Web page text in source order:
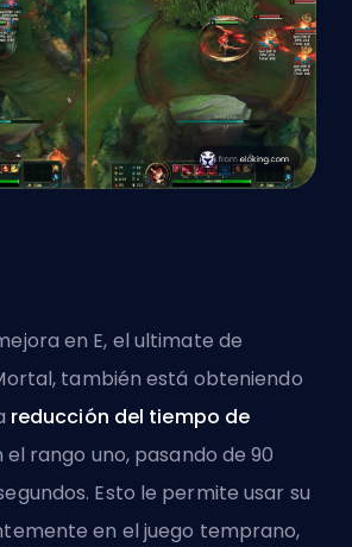
en E, el ultimate de
también está obteniendo
reducción del tiempo de
el rango uno, pasando de 90
Esto le permite usar su
en el juego temprano,